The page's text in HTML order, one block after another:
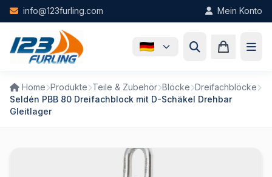
Skip to main content
info@123furling.com Mein Konto
Home Produkte Teile & Zubehör Blöcke Dreifachblöcke
Seldén PBB 80 Dreifachblock mit D-Schäkel Drehbar
Gleitlager